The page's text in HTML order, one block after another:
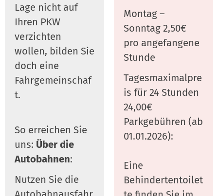
Lage nicht auf
Ihren PKW
verzichten
wollen, bilden Sie
doch eine
Fahrgemeinschaf
t.
So erreichen Sie
uns: Über die
Autobahnen:
Nutzen Sie die
Montag –
Sonntag 2,50€
pro angefangene
Stunde
Tagesmaximalpre
is für 24 Stunden
24,00€
Parkgebühren (ab
01.01.2026):
Eine
Behindertentoilet